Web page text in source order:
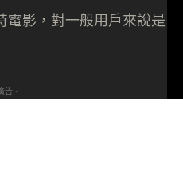
電影，對一般用戶來說是
告 -